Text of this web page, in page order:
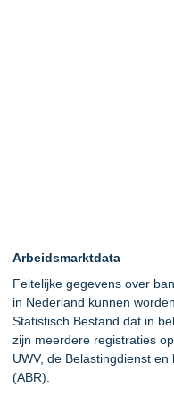
Arbeidsmarktdata
Feitelijke gegevens over
in Nederland kunnen
Statistisch Bestand dat in
zijn meerdere registraties
UWV, de Belastingdienst
(ABR).